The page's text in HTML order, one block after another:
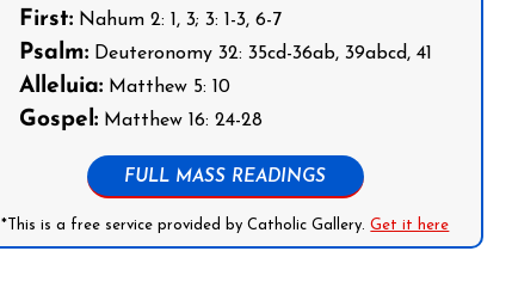
First:Nahum 2: 1, 3; 3: 1-3, 6-7
Psalm:Deuteronomy 32: 35cd-36ab, 39abcd, 41
Alleluia:Matthew 5: 10
Gospel:Matthew 16: 24-28
FULL MASS READINGS
*This is a free service provided by Catholic Gallery.Get it here